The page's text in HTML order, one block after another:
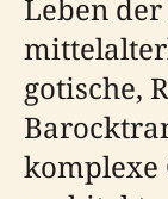
Leben
gotische,
komplexe